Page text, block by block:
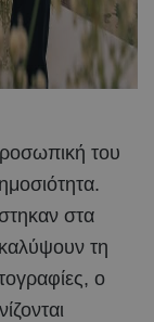
του
στα
τη
ο